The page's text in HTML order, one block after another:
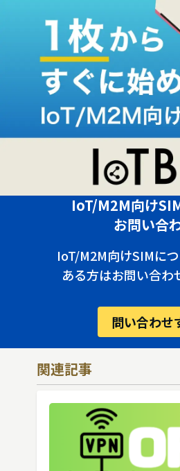
IoT/M2M向け
お問い合
IoT/M2M向けSIMに
ある方はお問い合わ
問い合わせ
関連記事